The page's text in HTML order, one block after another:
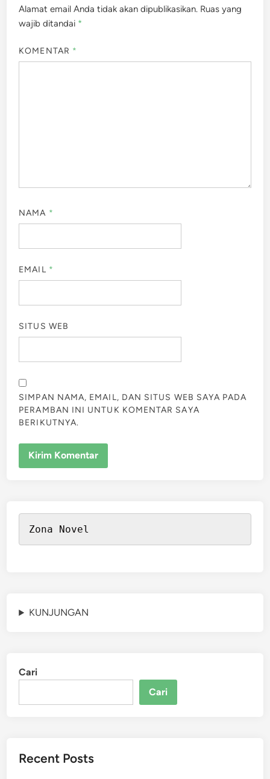
Alamat email Anda tidak akan dipublikasikan. Ruas yang
wajib ditandai *
KOMENTAR *
NAMA *
EMAIL *
SITUS WEB
SIMPAN NAMA, EMAIL, DAN SITUS WEB SAYA PADA
PERAMBAN INI UNTUK KOMENTAR SAYA
BERIKUTNYA.
Zona Novel
KUNJUNGAN
Cari
Cari
Recent Posts